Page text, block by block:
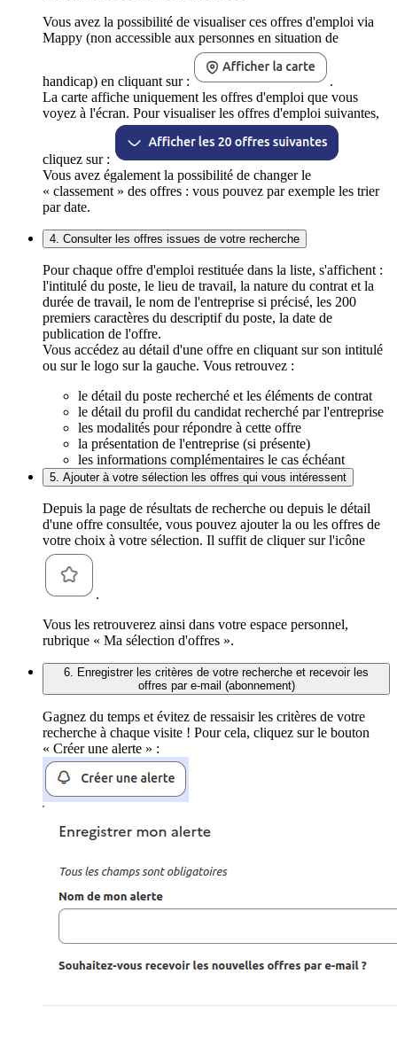
Vous avez la possibilité de visualiser ces offres d'emploi via
Mappy (non accessible aux personnes en situation de
handicap) en cliquant sur :
.
La carte affiche uniquement les offres d'emploi que vous
voyez à l'écran. Pour visualiser les offres d'emploi suivantes,
cliquez sur :
Vous avez également la possibilité de changer le
« classement » des offres : vous pouvez par exemple les trier
par date.
4. Consulter les offres issues de votre recherche
Pour chaque offre d'emploi restituée dans la liste, s'affichent :
l'intitulé du poste, le lieu de travail, la nature du contrat et la
durée de travail, le nom de l'entreprise si précisé, les 200
premiers caractères du descriptif du poste, la date de
publication de l'offre.
Vous accédez au détail d'une offre en cliquant sur son intitulé
ou sur le logo sur la gauche. Vous retrouvez :
le détail du poste recherché et les éléments de contrat
le détail du profil du candidat recherché par l'entreprise
les modalités pour répondre à cette offre
la présentation de l'entreprise (si présente)
les informations complémentaires le cas échéant
5. Ajouter à votre sélection les offres qui vous intéressent
Depuis la page de résultats de recherche ou depuis le détail
d'une offre consultée, vous pouvez ajouter la ou les offres de
votre choix à votre sélection. Il suffit de cliquer sur l'icône
.
Vous les retrouverez ainsi dans votre espace personnel,
rubrique « Ma sélection d'offres ».
6. Enregistrer les critères de votre recherche et recevoir les
offres par e-mail (abonnement)
Gagnez du temps et évitez de ressaisir les critères de votre
recherche à chaque visite ! Pour cela, cliquez sur le bouton
« Créer une alerte » :